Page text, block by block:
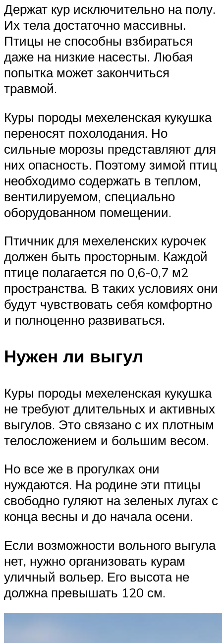
Держат кур исключительно на полу.
Их тела достаточно массивны.
Птицы не способны взбираться
даже на низкие насесты. Любая
попытка может закончиться
травмой.
Куры породы мехеленская кукушка
переносят похолодания. Но
сильные морозы представляют для
них опасность. Поэтому зимой птиц
необходимо содержать в теплом,
вентилируемом, специально
оборудованном помещении.
Птичник для мехеленских курочек
должен быть просторным. Каждой
птице полагается по 0,6-0,7 м2
пространства. В таких условиях они
будут чувствовать себя комфортно
и полноценно развиваться.
Нужен ли выгул
Куры породы мехеленская кукушка
не требуют длительных и активных
выгулов. Это связано с их плотным
телосложением и большим весом.
Но все же в прогулках они
нуждаются. На родине эти птицы
свободно гуляют на зеленых лугах с
конца весны и до начала осени.
Если возможности вольного выгула
нет, нужно организовать курам
уличный вольер. Его высота не
должна превышать 120 см.